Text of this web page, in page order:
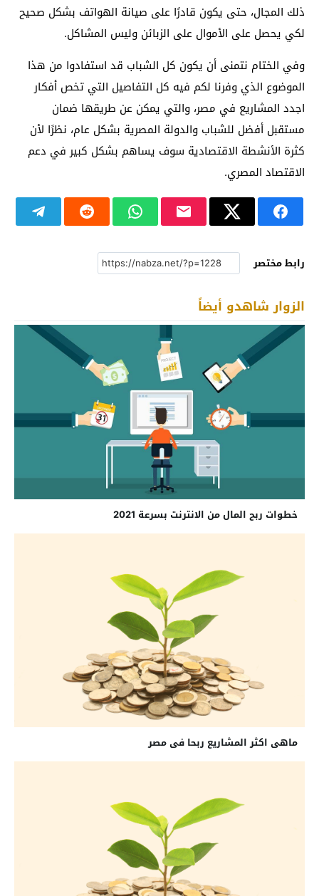
ذلك المجال، حتى يكون قادرًا على صيانة الهواتف بشكل صحيح
لكي يحصل على الأموال على الزبائن وليس المشاكل.
وفي الختام نتمنى أن يكون كل الشباب قد استفادوا من هذا
الموضوع الذي وفرنا لكم فيه كل التفاصيل التي تخص أفكار
اجدد المشاريع في مصر، والتي يمكن عن طريقها ضمان
مستقبل أفضل للشباب والدولة المصرية بشكل عام، نظرًا لأن
كثرة الأنشطة الاقتصادية سوف يساهم بشكل كبير في دعم
الاقتصاد المصري.
رابط مختصر
الزوار شاهدو أيضاً
خطوات ربح المال من الانترنت بسرعة 2021
ماهى اكثر المشاريع ربحا فى مصر